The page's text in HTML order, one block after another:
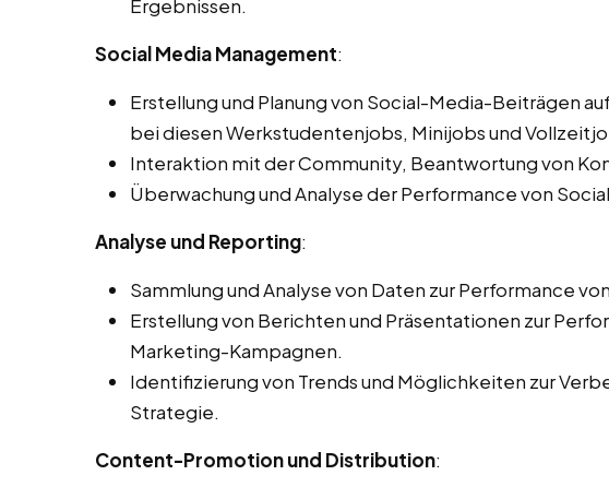
Ergebnissen.
Social Media Management:
Erstellung und Planung von Social-Media-Beiträgen
bei diesen Werkstudentenjobs, Minijobs und
Interaktion mit der Community, Beantwortung von
Überwachung und Analyse der Performance von
Analyse und Reporting:
Sammlung und Analyse von Daten zur Performance
Erstellung von Berichten und Präsentationen zur
Marketing-Kampagnen.
Identifizierung von Trends und Möglichkeiten zur
Strategie.
Content-Promotion und Distribution: